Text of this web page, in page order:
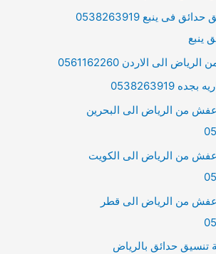
شركة تنسيق حدائق فى ينبع 0538263919
ينبع
الى الاردن 0561162260
0538263919
من الرياض الى البحرين
من الرياض الى الكويت
من الرياض الى قطر
حدائق بالرياض